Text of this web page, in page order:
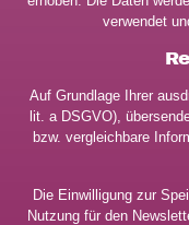
verwendet
Auf Grundlage Ihrer
lit. a DSGVO),
bzw. vergleichbare
Die Einwilligung zur
Nutzung für den